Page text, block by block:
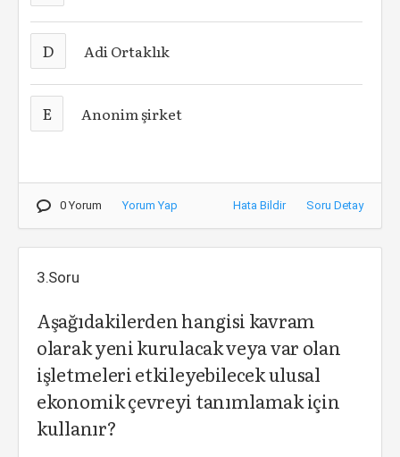
D Adi Ortaklık
E Anonim şirket
0 Yorum Yorum Yap Hata Bildir Soru Detay
3.Soru
Aşağıdakilerden hangisi kavram
olarak yeni kurulacak veya var olan
işletmeleri etkileyebilecek ulusal
ekonomik çevreyi tanımlamak için
kullanır?